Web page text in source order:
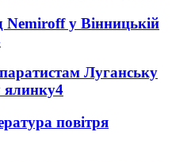
у Вінницькій
Луганську
ялинку4
повітря